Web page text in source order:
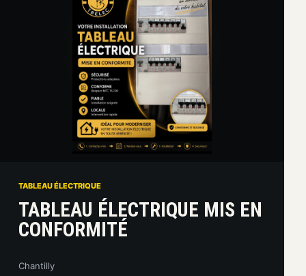
TABLEAU ÉLECTRIQUE
TABLEAU ÉLECTRIQUE MIS EN
CONFORMITÉ
Chantilly